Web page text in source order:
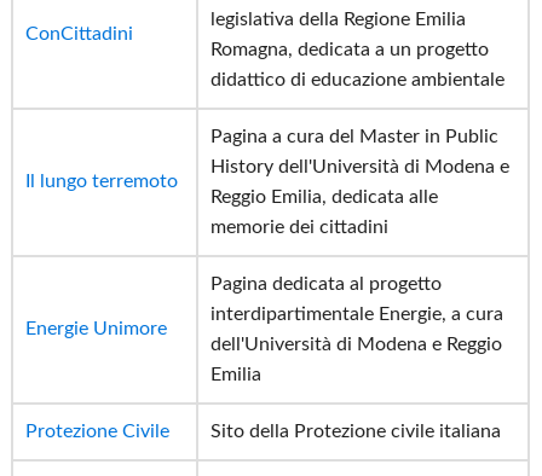
ConCittadini
legislativa della Regione Emilia
Romagna, dedicata a un progetto
didattico di educazione ambientale
Il lungo terremoto
Pagina a cura del Master in Public
History dell'Università di Modena e
Reggio Emilia, dedicata alle
memorie dei cittadini
Energie Unimore
Pagina dedicata al progetto
interdipartimentale Energie, a cura
dell'Università di Modena e Reggio
Emilia
Protezione Civile Sito della Protezione civile italiana